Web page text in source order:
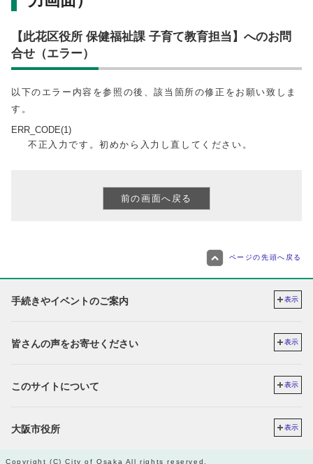
【此花区役所 保健福祉課 子育て教育担当】へのお問
合せ（エラー）
以下のエラー内容を参照の後、該当箇所の修正をお願い致しま
す。
ERR_CODE(1)
不正入力です。初めから入力し直してください。
ページの先頭へ戻る
手続きやイベントのご案内 表示
皆さんの声をお寄せください 表示
このサイトについて 表示
大阪市役所 表示
Copyright (C) City of Osaka All rights reserved.